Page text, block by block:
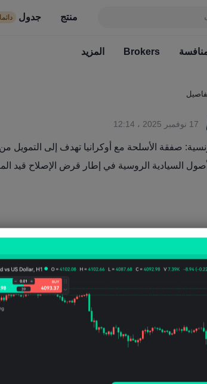
منتج جدول
أخبار مالية الإشارة منافسة
دائما مجاني السوق
Brokers المزيد
17 نوفمبر 2025 ، 12:14
صفقة الأسلحة مع أوكرانيا تهدف إلى التمويل من
السيادية الروسية في إطار قرض الإصلاح قيد